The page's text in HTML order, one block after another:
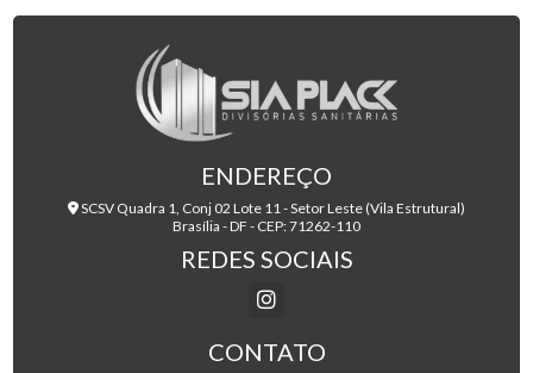
ENDEREÇO
SCSV Quadra 1, Conj 02 Lote 11 - Setor Leste (Vila Estrutural)
Brasília - DF - CEP: 71262-110
REDES SOCIAIS
CONTATO